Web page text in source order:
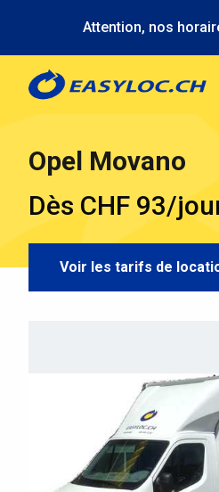
contenu
principal
Attention, nos
Opel Movano
Dès CHF 93/
Voir les tarifs de